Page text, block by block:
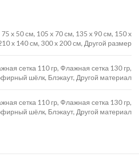
x 50 см, 105 x 70 см, 135 x 90 см, 150 x
x 140 см, 300 x 200 см, Другой размер
сетка 110 гр, Флажная сетка 130 гр,
шёлк, Блэкаут, Другой материал
сетка 110 гр, Флажная сетка 130 гр,
шёлк, Блэкаут, Другой материал